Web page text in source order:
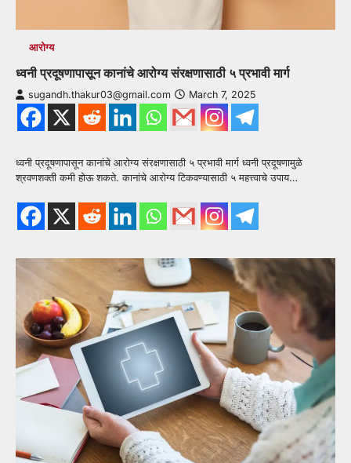
आरोग्य
ध्वनी प्रदूषणापासून कानांचे आरोग्य संरक्षणासाठी ५ प्रभावी मार्ग
sugandh.thakur03@gmail.com March 7, 2025
ध्वनी प्रदूषणापासून कानांचे आरोग्य संरक्षणासाठी ५ प्रभावी मार्ग ध्वनी प्रदूषणामुळे
श्रवणशक्ती कमी होऊ शकते. कानांचे आरोग्य टिकवण्यासाठी ५ महत्त्वाचे उपाय…